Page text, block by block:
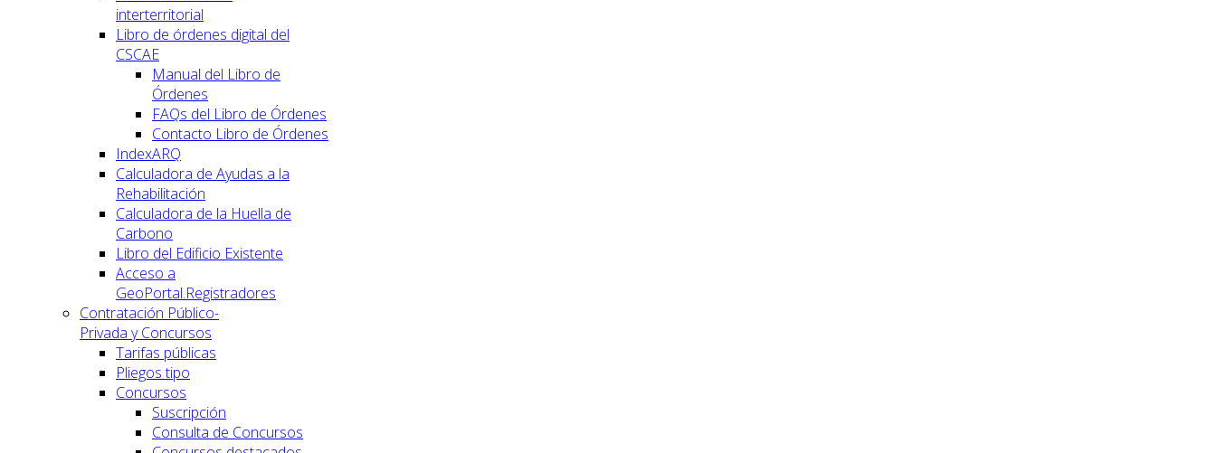
interterritorial
Libro de órdenes digital del
CSCAE
Manual del Libro de
Órdenes
FAQs del Libro de Órdenes
Contacto Libro de Órdenes
IndexARQ
Calculadora de Ayudas a la
Rehabilitación
Calculadora de la Huella de
Carbono
Libro del Edificio Existente
Acceso a
GeoPortal.Registradores
Contratación Público-
Privada y Concursos
Tarifas públicas
Pliegos tipo
Concursos
Suscripción
Consulta de Concursos